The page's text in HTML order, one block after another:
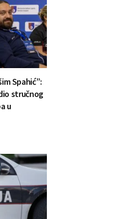
Spahić”:
stručnog
u